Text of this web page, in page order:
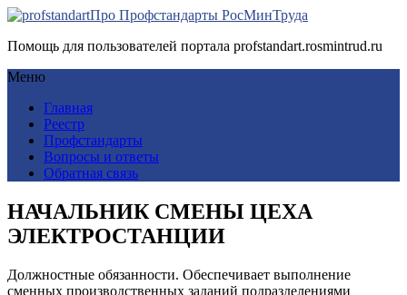
Про Профстандарты РосМинТруда
Помощь для пользователей портала profstandart.rosmintrud.ru
Меню
Главная
Реестр
Профстандарты
Вопросы и ответы
Обратная связь
НАЧАЛЬНИК СМЕНЫ ЦЕХА
ЭЛЕКТРОСТАНЦИИ
Должностные обязанности. Обеспечивает выполнение
сменных производственных заданий подразделениями